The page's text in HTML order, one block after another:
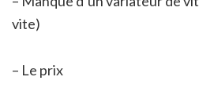
vite)
– Le prix